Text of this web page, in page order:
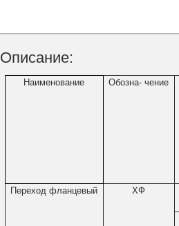
Описание:
Наименование Обозна- чение
Переход фланцевый ХФ